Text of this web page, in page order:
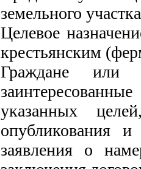
земельного
Целевое
крестьянским
Граждане или
указанных
опубликования
заявления о